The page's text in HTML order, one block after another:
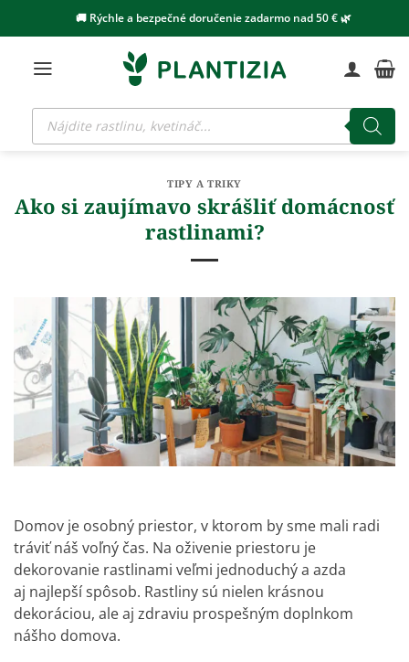
to
🚚 Rýchle a bezpečné doručenie zadarmo nad 50 € 🌿
Products
search
TIPY A TRIKY
Ako si zaujímavo skrášliť domácnosť
rastlinami?
Domov je osobný priestor, v ktorom by sme mali radi
tráviť náš voľný čas. Na oživenie priestoru je
dekorovanie rastlinami veľmi jednoduchý a azda
aj najlepší spôsob. Rastliny sú nielen krásnou
dekoráciou, ale aj zdraviu prospešným doplnkom
nášho domova.